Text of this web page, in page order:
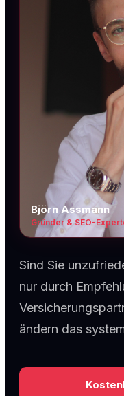
Björn Assmann
Gründer & SEO-
Sind Sie
nur durch
ändern das